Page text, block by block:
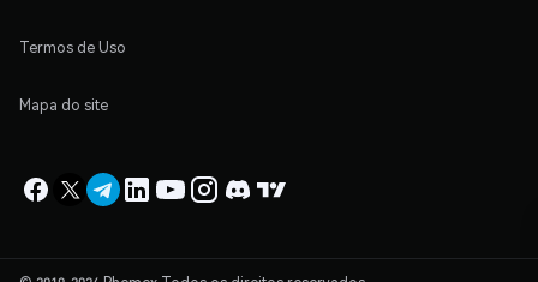
Termos de Uso
Mapa do site